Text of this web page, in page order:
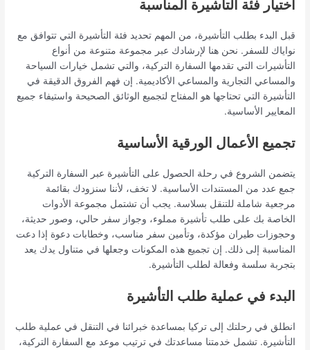
اختيار فئة التأشيرة المناسبة
قبل البدء بطلب التأشيرة، من المهم تحديد فئة التأشيرة التي تتوافق مع
نواياك للسفر. نحن هنا لإرشادك عبر مجموعة متنوعة من أنواع
التأشيرات التي تقدمها السفارة التركية، والتي تشمل خيارات السياحة
والمساعي التجارية والمساعي الأكاديمية. إن فهم الفروق الدقيقة في
التأشيرة التي تحتاجها هو المفتاح لتجميع الوثائق الصحيحة واستيفاء جميع
المعايير الأساسية.
تجميع الأعمال الورقية الأساسية
يتضمن الشروع في رحلة الحصول على التأشيرة عبر السفارة التركية
جمع عدد من المستندات الأساسية. لا تخف، لأننا سنزودك بقائمة
مرجعية شاملة للتنقل بسلاسة. يجب أن تشتمل مجموعة الأدوات
الخاصة بك على طلب تأشيرة مملوء، وجواز سفر حالي، وصور حديثة،
وحجوزات طيران مؤكدة، وتأمين سفر مناسب، وخطابات دعوة إذا دعت
المناسبة إلى ذلك. إن تجميع هذه المكونات وجعلها في متناول يدك يعد
بتجربة سلسة وفعالة لطلب التأشيرة.
البدء في عملية طلب التأشيرة
انطلق في رحلتك إلى تركيا بمساعدة خبرائنا في التنقل في عملية طلب
التأشيرة. تشمل خدمتنا مساعدتك في ترتيب موعد مع السفارة التركية،